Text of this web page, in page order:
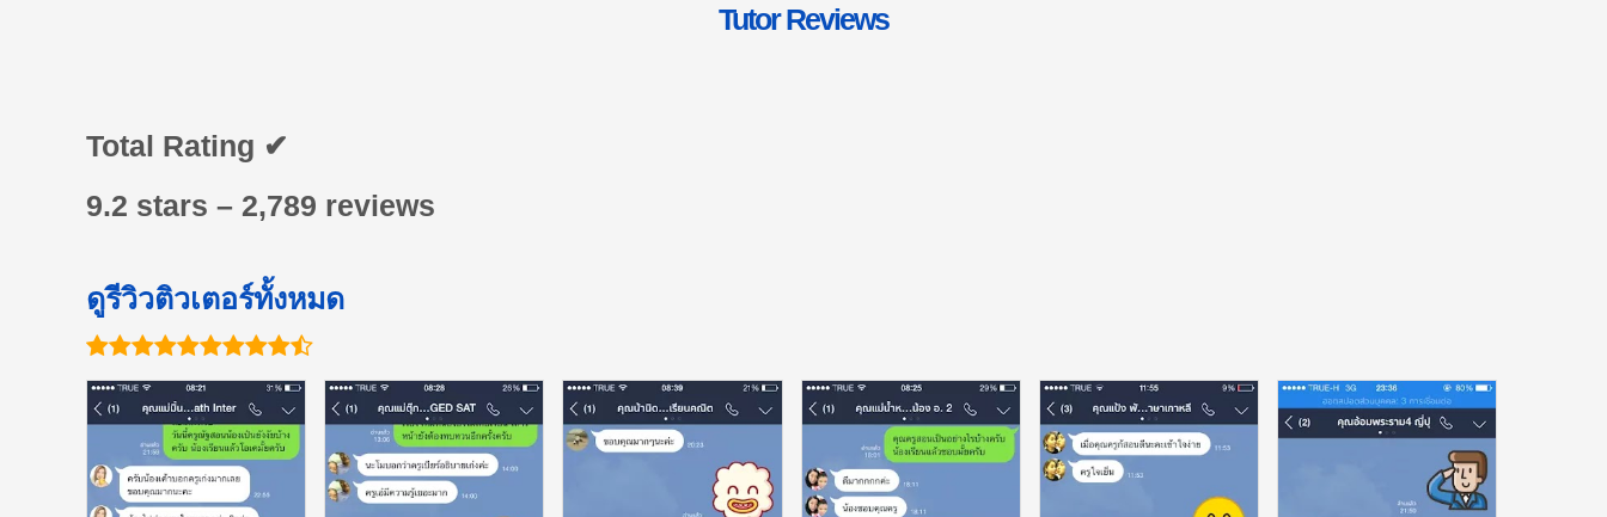
Tutor Reviews
Total Rating ✔
9.2 stars – 2,789 reviews
ดูรีวิวติวเตอร์ทั้งหมด